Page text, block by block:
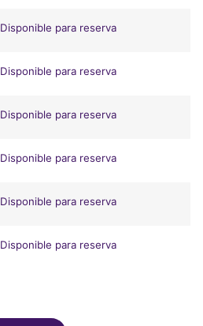
Disponible para reserva
Disponible para reserva
Disponible para reserva
Disponible para reserva
Disponible para reserva
Disponible para reserva